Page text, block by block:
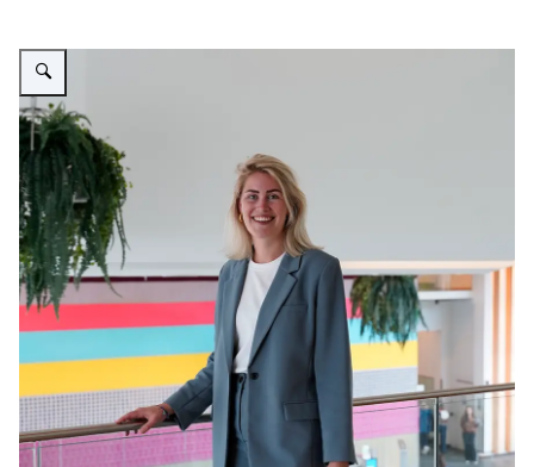
Vergroot afbeelding Marrit en witte vrouw met blond haar, staand en lacht